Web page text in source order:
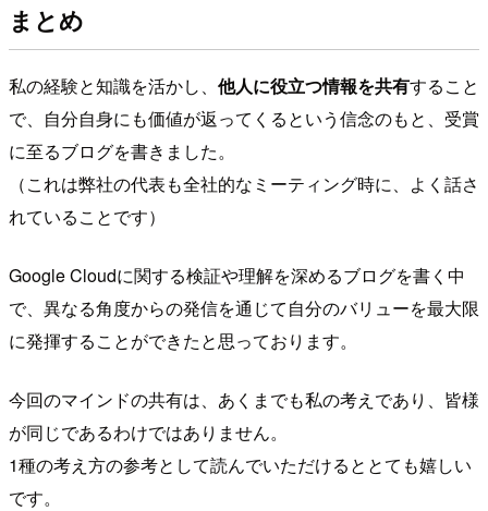
まとめ
私の経験と知識を活かし、 他人に役立つ情報を共有すること
で、自分自身にも価値が返ってくるという信念のもと、受賞
に至るブログを書きました。
（これは弊社の代表も全社的なミーティング時に、よく話さ
れていることです）
Google Cloudに関する検証や理解を深めるブログを書く中
で、異なる角度からの発信を通じて自分のバリューを最大限
に発揮することができたと思っております。
今回のマインドの共有は、あくまでも私の考えであり、皆様
が同じであるわけではありません。
1種の考え方の参考として読んでいただけるととても嬉しい
です。